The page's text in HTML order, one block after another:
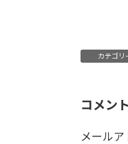
カテゴリ
コメン
メール